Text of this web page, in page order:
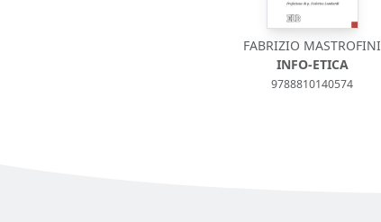
FABRIZIO MASTROFINI
INFO-ETICA
9788810140574